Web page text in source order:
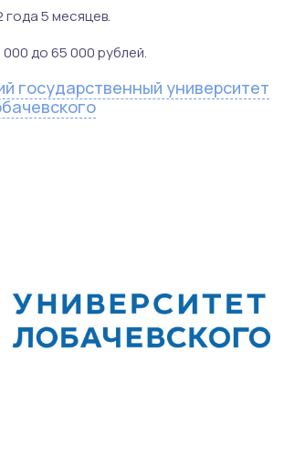
5 месяцев.
до 65 000 рублей.
государственный университет